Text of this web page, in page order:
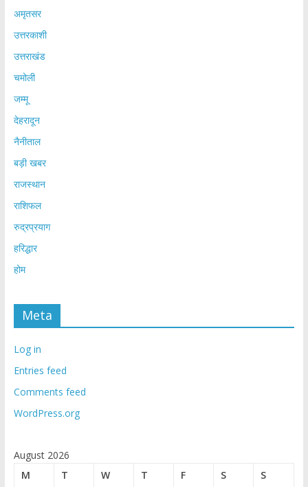
अमृतसर
उत्तरकाशी
उत्तराखंड
चमोली
जम्मू
देहरादून
नैनीताल
बड़ी खबर
राजस्थान
राशिफल
रुद्रप्रयाग
हरिद्धार
होम
Meta
Log in
Entries feed
Comments feed
WordPress.org
August 2026
M
T W T F S S